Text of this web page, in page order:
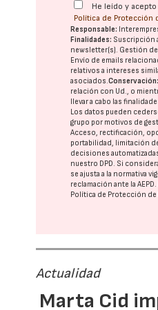
He leído y
Política de Protección
Responsable:
Finalidades: Suscripción
newsletter(s). Gestión
Envío de emails
relativos a intereses
asociados.Conservación:
relación con Ud., o
llevar a cabo las
Los datos pueden
grupo por motivos de
Acceso, rectificación,
portabilidad, limitación
decisiones
nuestro DPD. Si
se ajusta a la normativa
reclamación ante laAEPD.
Política de Protección de
Actualidad
Marta Cid